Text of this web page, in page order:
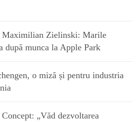
Zielinski: Marile
după munca la Apple Park
o miză și pentru industria
„Văd dezvoltarea